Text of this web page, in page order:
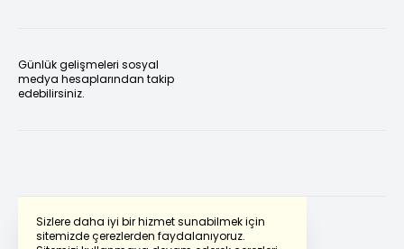
Sizlere daha iyi bir hizmet sunabilmek için
sitemizde çerezlerden faydalanıyoruz.
Günlük gelişmeleri sosyal
medya hesaplarından takip
edebilirsiniz.